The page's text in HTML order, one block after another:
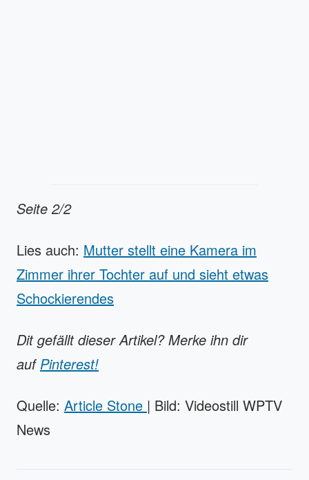
Seite 2/2
Lies auch: Mutter stellt eine Kamera im
Zimmer ihrer Tochter auf und sieht etwas
Schockierendes
Dit gefällt dieser Artikel? Merke ihn dir
aufPinterest!
Quelle: Article Stone | Bild: Videostill WPTV
News